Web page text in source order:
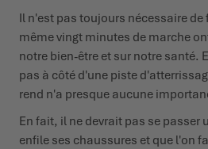
Il n'est pas toujours nécessaire de
même vingt minutes de marche
notre bien-être et sur notre santé.
pas à côté d'une piste
rend n'a presque aucune
En fait, il ne devrait pas se passer
enfile ses chaussures et que l'on